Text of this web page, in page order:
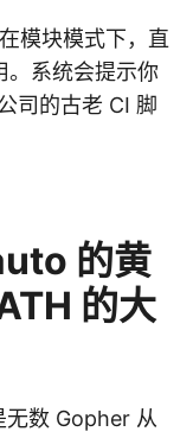
模块模式下，直
系统会提示你
司的古老 CI 脚
的黄
的大
无数 Gopher 从